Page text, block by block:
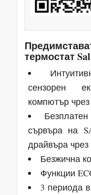
термостат
сензорен
компютър
сървъра на
драйвъра
Безжична
Функции
3 периода